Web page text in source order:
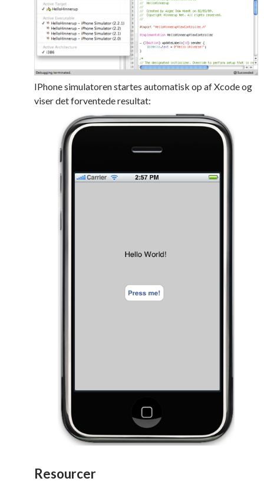
IPhone simulatoren startes automatisk op af Xcode og
viser det forventede resultat:
Resourcer